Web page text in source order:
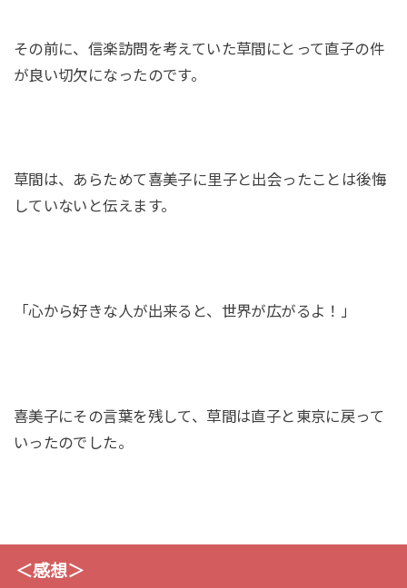
その前に、信楽訪問を考えていた草間にとって直子の件
が良い切欠になったのです。
草間は、あらためて喜美子に里子と出会ったことは後悔
していないと伝えます。
「心から好きな人が出来ると、世界が広がるよ！」
喜美子にその言葉を残して、草間は直子と東京に戻って
いったのでした。
＜感想＞